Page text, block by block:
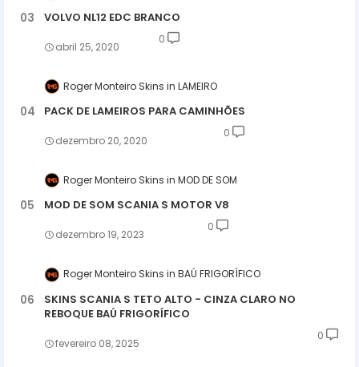
VOLVO NL12 EDC BRANCO
abril 25, 2020
0
Roger Monteiro Skins LAMEIRO
PACK DE LAMEIROS PARA CAMINHÕES
dezembro 20, 2020
0
Roger Monteiro Skins MOD DE SOM
MOD DE SOM SCANIA S MOTOR V8
dezembro 19, 2023
0
Roger Monteiro Skins BAÚ FRIGORÍFICO
SKINS SCANIA S TETO ALTO - CINZA CLARO NO
REBOQUE BAÚ FRIGORÍFICO
fevereiro 08, 2025
0